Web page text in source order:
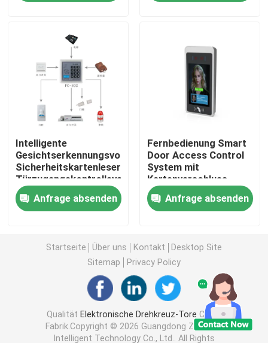
Elektronische Drehkreuz-Tore
Drehkreuz-Schwenktür
Klappen-Drehkreuz-Tor
Stativ-Drehkreuz-Tor
Volles Höhendrehkreuz
Gleitendes Tor-Drehkreuz
Gesichtserkennung Biometrische Maschine
Intelligente
Gesichtserkennungsvorrichtung,
Sicherheitskartenleser
Türzugangskontrollsystem
Anfrage absenden
Fernbedienung Smart
Door Access Control
System mit
Kartenverschluss
Biometrie
Anfrage absenden
Startseite Über uns Kontakt
Desktop Site
Sitemap
Privacy Policy
Qualität Elektronische Drehkreuz-Tore China
Fabrik.Copyright © 2026 Guangdong Zecheng
Intelligent Technology Co., Ltd.. All Rights